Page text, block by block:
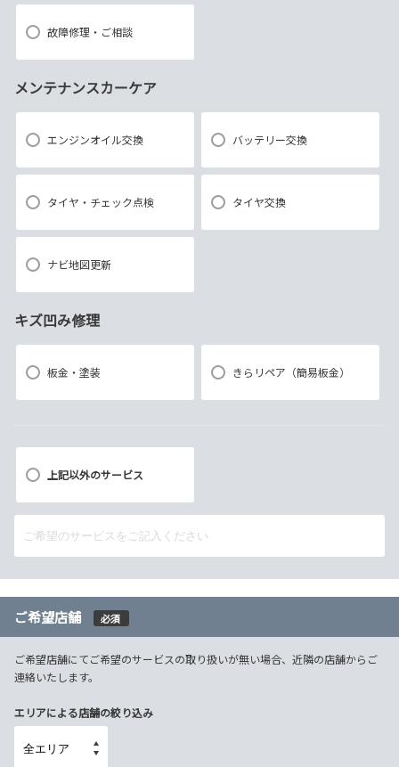
故障修理・ご相談
メンテナンスカーケア
エンジンオイル交換 バッテリー交換
タイヤ・チェック点検 タイヤ交換
ナビ地図更新
キズ凹み修理
板金・塗装 きらリペア（簡易板金）
上記以外のサービス
ご希望店舗 必須
ご希望店舗にてご希望のサービスの取り扱いが無い場合、近隣の店舗からご
連絡いたします。
エリアによる店舗の絞り込み